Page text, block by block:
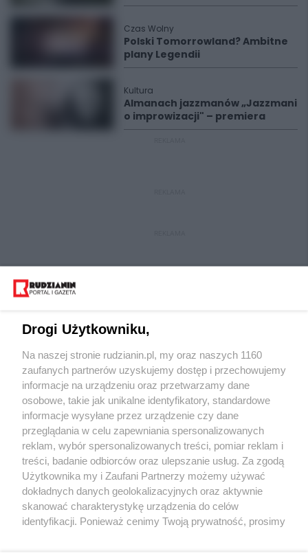
Czas Wolny
Polski Tomorrowland? Ambitne
plany Legendii
Kultura
Almanach jazzmanów „Jazzmani
o improwizacji" – premiera
Wydawca mediów lokalnych
Nie zapomnij
zapoznać się z:
polityką prywatności regulamin korzystania z portali
Twojemiasto
Piekary Śląskie
Chorzów
Tarnowskie Góry
Skontakuj sięz nami
Kontakt
Wydawca
Redakcja
Drogi Użytkowniku,
Na naszej stronie rudzianin.pl, my oraz naszych 1160
zaufanych partnerów uzyskujemy dostęp i przechowujemy
informacje na urządzeniu oraz przetwarzamy dane
osobowe, takie jak unikalne identyfikatory, standardowe
informacje wysyłane przez urządzenie czy dane
przeglądania w celu zapewniania spersonalizowanych
reklam, wybór spersonalizowanych treści, pomiar reklam i
treści, badanie odbiorców oraz ulepszanie usług. Za zgodą
Użytkownika my i Zaufani Partnerzy możemy używać
dokładnych danych geolokalizacyjnych oraz aktywnie
skanować charakterystykę urządzenia do celów
identyfikacji. Ponieważ cenimy Twoją prywatność, prosimy